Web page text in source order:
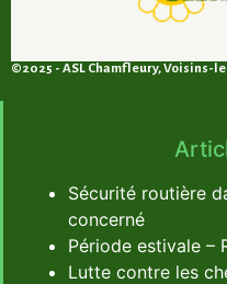
©2025 - ASL Chamfleury, Voisins-
Sécurité routière
concerné
Période estivale –
Lutte contre les